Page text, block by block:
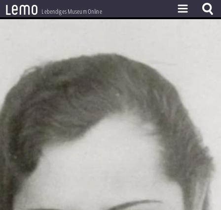
lemo Lebendiges Museum Online
ZEITZEUGEN
BESTAND
LERNEN